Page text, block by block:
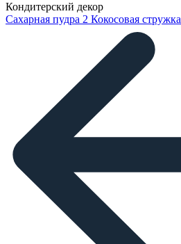
Кондитерский декор
Сахарная пудра 2 Кокосовая стружка